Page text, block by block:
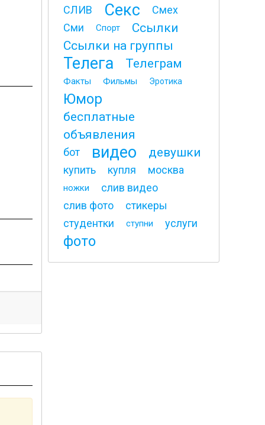
СЛИВ
Секс
Смех
Сми
Спорт
Ссылки
Ссылки на группы
Телега Телеграм
Факты Фильмы Эротика
Юмор
бесплатные
объявления
бот видео девушки
купить купля москва
ножки
слив видео
слив фото
стикеры
студентки
ступни услуги
фото